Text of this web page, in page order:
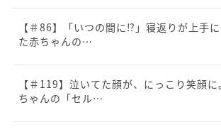
【＃86】「いつの間に⁉︎」寝返りが上手
た赤ちゃんの…
【＃119】泣いてた顔が、にっこり笑顔に
ちゃんの「セル…